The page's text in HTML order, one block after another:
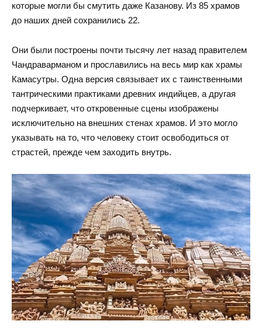
которые могли бы смутить даже Казанову. Из 85 храмов
до наших дней сохранились 22.
Они были построены почти тысячу лет назад правителем
Чандраварманом и прославились на весь мир как храмы
Камасутры. Одна версия связывает их с таинственными
тантрическими практиками древних индийцев, а другая
подчеркивает, что откровенные сцены изображены
исключительно на внешних стенах храмов. И это могло
указывать на то, что человеку стоит освободиться от
страстей, прежде чем заходить внутрь.